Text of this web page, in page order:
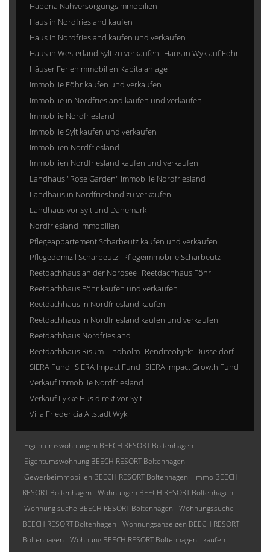
Habona Nahversorgungsimmobilien
Haus in Nordfriesland kaufen
Haus in Nordfriesland kaufen und verkaufen
Haus in Westerland Sylt zu verkaufen Haus in Wyk auf Föhr
Häuser Ferienimmobilien Kapitalanlage
Immobilie Föhr kaufen und verkaufen
Immobilie in Nordfriesland kaufen und verkaufen
Immobilie Nordfriesland
Immobilie Sylt kaufen und verkaufen
Immobilien Nordfriesland
Immobilien Nordfriesland kaufen und verkaufen
Landhaus "Rose Garden" Immobilie Nordfriesland
Landhaus in Nordfriesland zu verkaufen
Landhaus vor Sylt und Dänemark
Nordfriesland Immobilien
Pflegeappartement Scharbeutz kaufen und verkaufen
Pflegedomizil Scharbeutz Pflegeimmobilie Scharbeutz
Reetdachhaus an der Nordsee Reetdachhaus Föhr
Reetdachhaus Föhr kaufen und verkaufen
Reetdachhaus in Nordfriesland kaufen
Reetdachhaus in Nordfriesland kaufen und verkaufen
Reetdachhaus Nordfriesland
Reetdachhaus Risum-Lindholm Renditeobjekt Düsseldorf
SIERA Fund SIERA Impact Fund SIERA Impact Growth Fund
Verkauf Immobilie Nordfriesland
Verkauf Lykke Hus direkt vor Sylt
Villa Friedericia Altstadt Wyk
Eigentumswohnungen BEECH RESORT Boltenhagen
Eigentumswohnung BEECH RESORT Boltenhagen
Gewerbeimmobilien BEECH RESORT Boltenhagen
Immo BEECH
RESORT Boltenhagen
Wohnungen BEECH RESORT Boltenhagen
Wohnung suche BEECH RESORT Boltenhagen
Wohnungssuche
BEECH RESORT Boltenhagen
Wohnungsanzeigen BEECH RESORT
Boltenhagen
Wohnung BEECH RESORT Boltenhagen
kaufen